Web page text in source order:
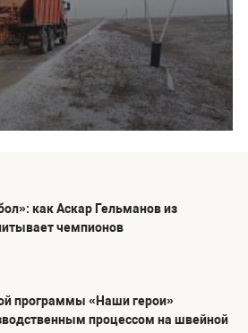
как Аскар Гельманов из
чемпионов
программы «Наши герои»
процессом на швейной